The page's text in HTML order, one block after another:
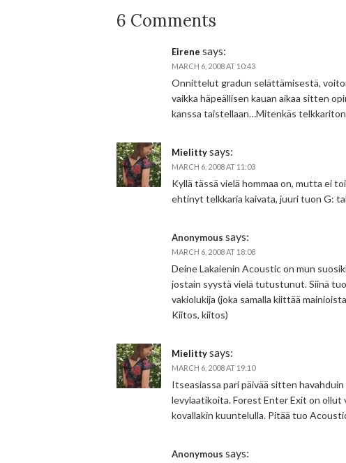
6 Comments
Eirene says:
MARCH 6, 2008 AT 10:43
Onnittelut gradun selättämisestä,
vaikka häpeällisen kauan aikaa sitten
kanssa taistellaan…Mitenkäs
Mielittysays:
MARCH 6, 2008 AT 11:03
Kyllä tässä vielä hommaa on, mutta ei
ehtinyt telkkaria kaivata, juuri tuon G:
Anonymous says:
MARCH 6, 2008 AT 18:08
Deine Lakaienin Acoustic on mun
jostain syystä vielä tutustunut. Siinä
vakiolukija (joka samalla kiittää
Kiitos, kiitos)
Mielittysays:
MARCH 6, 2008 AT 19:10
Itseasiassa pari päivää sitten
levylaatikoita. Forest Enter Exit on ollut
kovallakin kuuntelulla. Pitää tuo
Anonymous says: